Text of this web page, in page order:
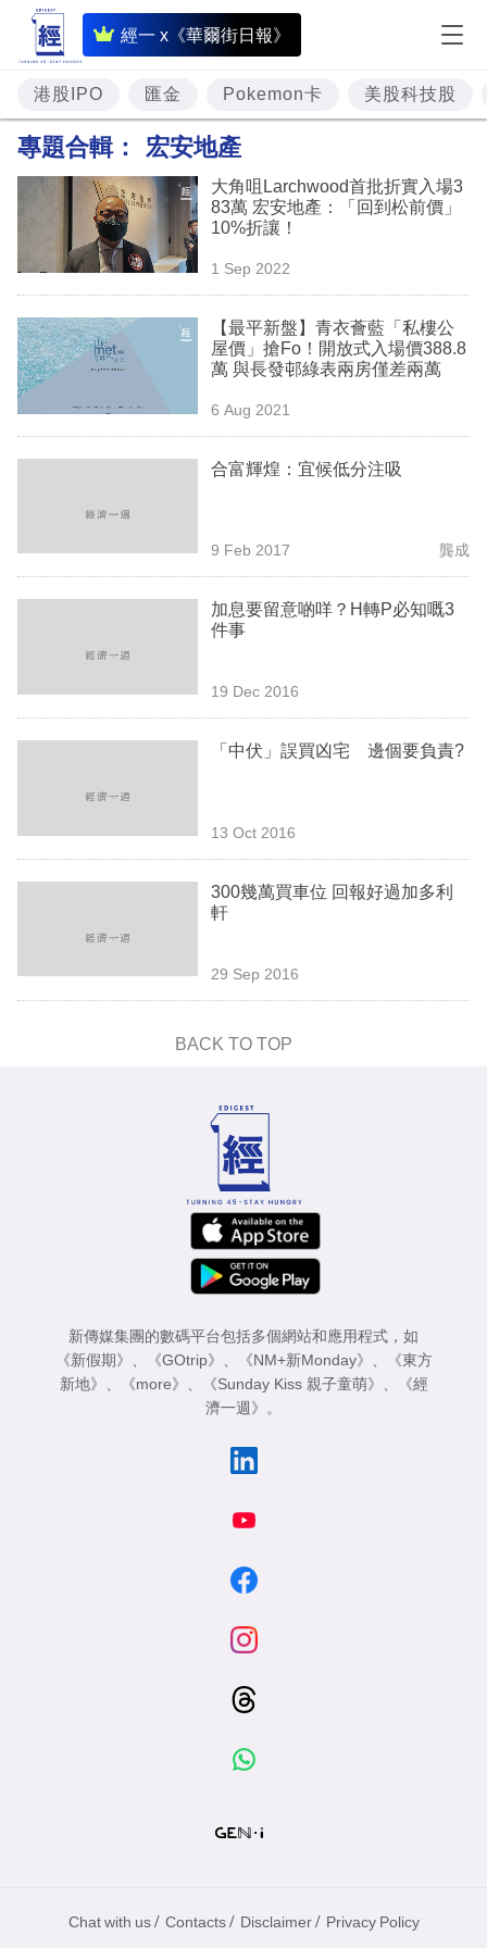
經一 x《華爾街日報》
即
時
財
經
題
投
資
樓
技
生
欄
港股IPO 匯金 Pokemon卡 美股科技股
專題合輯： 宏安地產
大角咀Larchwood首批折實入場3
83萬 宏安地產：「回到松前價」
10%折讓！
1 Sep 2022
【最平新盤】青衣薈藍「私樓公
屋價」搶Fo！開放式入場價388.8
萬 與長發邨綠表兩房僅差兩萬
6 Aug 2021
合富輝煌：宜候低分注吸
9 Feb 2017 龔成
加息要留意啲咩？H轉P必知嘅3
件事
19 Dec 2016
「中伏」誤買凶宅 邊個要負責?
13 Oct 2016
300幾萬買車位 回報好過加多利
軒
29 Sep 2016
BACK TO TOP
新傳媒集團的數碼平台包括多個網站和應用程式，如
《新假期》
《GOtrip》 《NM+新Monday》
《東方
新地》
《more》 《Sunday Kiss 親子童萌》
《經
濟一週》
。
Chat with us / Contacts / Disclaimer / Privacy Policy